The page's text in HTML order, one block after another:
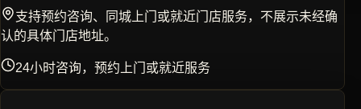
支持预约咨询、同城上门或就近门店服务，不展示未经确
认的具体门店地址。
24小时咨询，预约上门或就近服务